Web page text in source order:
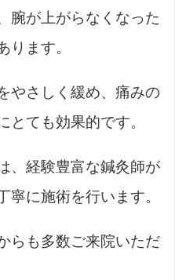
腕が上がらなくなった
ります。
やさしく緩め、痛みの
とても効果的です。
、経験豊富な鍼灸師が
寧に施術を行います。
らも多数ご来院いただ